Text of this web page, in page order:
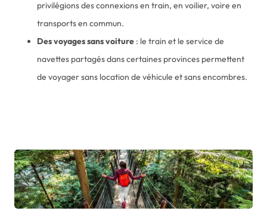
privilégions des connexions en train, en voilier, voire en
transports en commun.
Des voyages sans voiture : le train et le service de
navettes partagés dans certaines provinces permettent
de voyager sans location de véhicule et sans encombres.